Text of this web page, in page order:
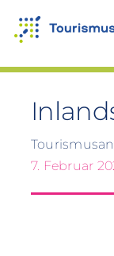
Inhalt
7. Februar